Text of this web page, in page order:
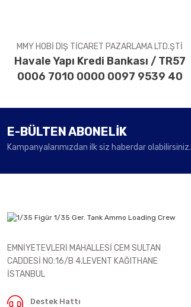
MMY HOBİ DIŞ TİCARET PAZARLAMA LTD.ŞTİ
Havale Yapı Kredi Bankası / TR57
0006 7010 0000 0097 9539 40
E-BÜLTEN ABONELİK
Kampanyalarımızdan ilk siz haberdar olabilirsiniz.
EMNİYETEVLERİ MAHALLESİ CEM SULTAN
CADDESİ NO:16/B 4.LEVENT KAĞITHANE
İSTANBUL
Destek Hattı